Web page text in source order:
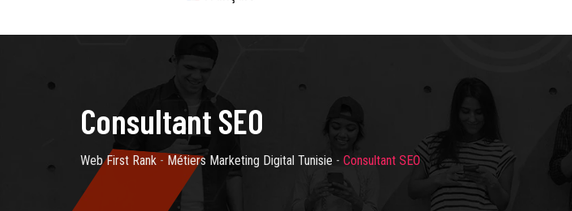
Consultant SEO
Web First Rank - Métiers Marketing Digital Tunisie - Consultant SEO